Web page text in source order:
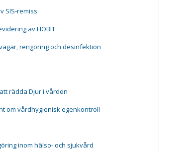
SIS-remiss
av HOBIT
rengöring och desinfektion
rädda Djur i vården
om vårdhygienisk egenkontroll
inom hälso- och sjukvård